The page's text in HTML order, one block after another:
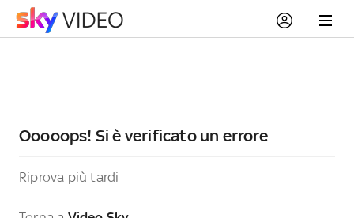
Ooooops! Si è verificato un errore
Riprova più tardi